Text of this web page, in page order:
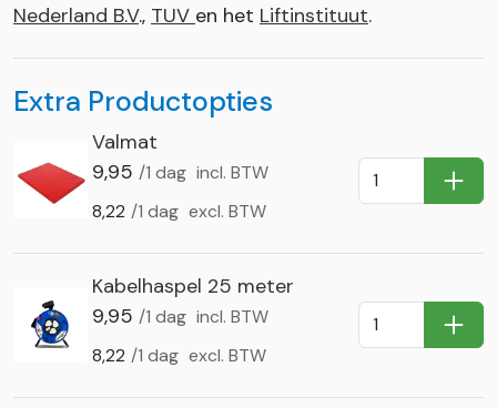
Nederland B.V., TUV en het Liftinstituut.
Extra Productopties
Valmat
9,95 /1 dag incl. BTW
8,22 /1 dag excl. BTW
In
Kabelhaspel 25 meter
9,95 /1 dag incl. BTW
8,22 /1 dag excl. BTW
In